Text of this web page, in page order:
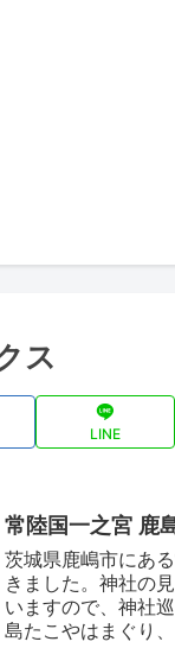
ス
LINE
常陸国一之宮 鹿
茨城県鹿嶋市にあ
きました。神社の
いますので、神社
島たこやはまぐり